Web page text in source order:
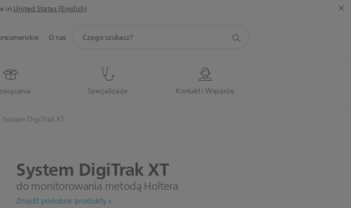
inUnited States (English)
Specjalizacje Kontakt i Wsparcie
O nas
wsparcie
System DigiTrak XT
System DigiTrakXT
do monitorowania metodą Holtera
Znajdź podobne produkty